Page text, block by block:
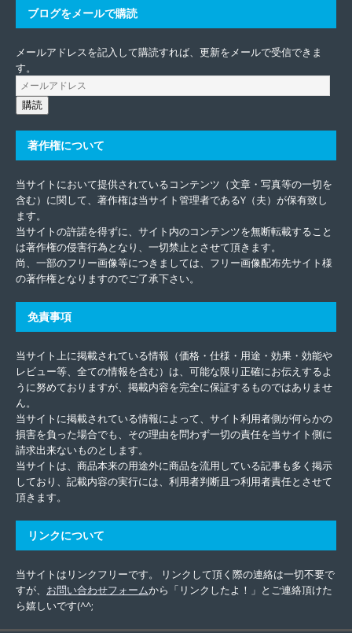
ブログをメールで購読
メールアドレスを記入して購読すれば、更新をメールで受信できま
す。
購読
著作権について
当サイトにおいて提供されているコンテンツ（文章・写真等の一切を
含む）に関して、著作権は当サイト管理者であるY（夫）が保有致し
ます。
当サイトの許諾を得ずに、サイト内のコンテンツを無断転載すること
は著作権の侵害行為となり、一切禁止とさせて頂きます。
尚、一部のフリー画像等につきましては、フリー画像配布先サイト様
の著作権となりますのでご了承下さい。
免責事項
当サイト上に掲載されている情報（価格・仕様・用途・効果・効能や
レビュー等、全ての情報を含む）は、可能な限り正確にお伝えするよ
うに努めておりますが、掲載内容を完全に保証するものではありませ
ん。
当サイトに掲載されている情報によって、サイト利用者側が何らかの
損害を負った場合でも、その理由を問わず一切の責任を当サイト側に
請求出来ないものとします。
当サイトは、商品本来の用途外に商品を流用している記事も多く掲示
しており、記載内容の実行には、利用者判断且つ利用者責任とさせて
頂きます。
リンクについて
当サイトはリンクフリーです。 リンクして頂く際の連絡は一切不要で
すが、 お問い合わせフォームから「リンクしたよ！」とご連絡頂けた
ら嬉しいです(^^;